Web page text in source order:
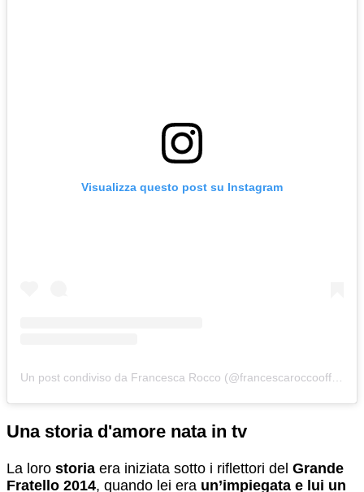
Visualizza questo post su Instagram
Una storia d'amore nata in tv
La loro storia era iniziata sotto i riflettori del Grande
Fratello 2014, quando lei era un’impiegata e lui un